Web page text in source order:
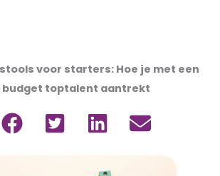
voor starters: Hoe je met een
budget toptalent aantrekt